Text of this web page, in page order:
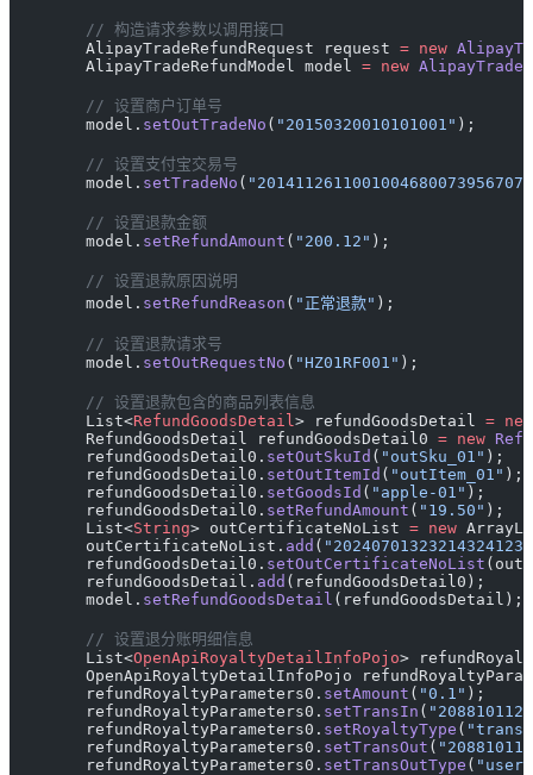
        // 构造请求参数以调用接口
        AlipayTradeRefundRequest request
= new
        AlipayTradeRefundModel model
= new
        // 设置商户订单号
        model.
setOutTradeNo ( "20150320010101001" );
        // 设置支付宝交易号
        model.
setTradeNo ( "2014112611001004680073956707"
        // 设置退款金额
        model.
setRefundAmount ( "200.12" );
        // 设置退款原因说明
        model.
setRefundReason ( "正常退款" );
        // 设置退款请求号
        model.
setOutRequestNo ( "HZ01RF001" );
        // 设置退款包含的商品列表信息
        List<
RefundGoodsDetail > refundGoodsDetail = new
        RefundGoodsDetail refundGoodsDetail0
= new
        refundGoodsDetail0.
setOutSkuId ( "outSku_01" );
        refundGoodsDetail0.
setOutItemId ( "outItem_01" );
        refundGoodsDetail0.
setGoodsId ( "apple-01" );
        refundGoodsDetail0.
setRefundAmount ( "19.50" );
        List<
String> outCertificateNoList = new
        outCertificateNoList.
add (
        refundGoodsDetail0.
setOutCertificateNoList
        refundGoodsDetail.
add (refundGoodsDetail0);
        model.
setRefundGoodsDetail (refundGoodsDetail);
        // 设置退分账明细信息
        List<
OpenApiRoyaltyDetailInfoPojo>
OpenApiRoyaltyDetailInfoPojo
        refundRoyaltyParameters0.
setAmount ( "0.1" );
        refundRoyaltyParameters0.
setTransIn (
        refundRoyaltyParameters0.
setRoyaltyType (
        refundRoyaltyParameters0.
setTransOut (
        refundRoyaltyParameters0.
setTransOutType (